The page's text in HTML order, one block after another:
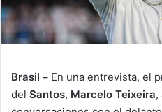
Brasil – En una entrevista, el
del Santos, Marcelo Teixeira,